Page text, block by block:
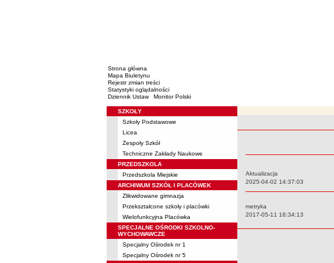
Strona główna
Mapa Biuletynu
Rejestr zmian treści
Statystyki oglądalności
Dziennik Ustaw
Monitor Polski
Menu
SZKOŁY
Szkoły Podstawowe
Licea
Zespoły Szkół
Techniczne Zakłady Naukowe
PRZEDSZKOLA
Przedszkola Miejskie
ARCHIWUM SZKÓŁ I PLACÓWEK
Zlikwidowane gimnazja
Przekształcone szkoły i placówki
Wielofunkcyjna Placówka
SPECJALNE OŚRODKI SZKOLNO-
WYCHOWAWCZE
Specjalny Ośrodek nr 1
Specjalny Ośrodek nr 5
Aktualizacja
Data:
2025-04-02 14:37:03
metryka
Data:
2017-05-11 16:34:13